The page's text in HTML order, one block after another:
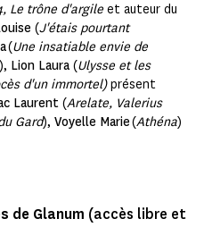
Le trône d'argile et auteur du
(J'étais pourtant
(Une insatiable envie de
), Lion Laura (Ulysse et les
d'un immortel)présent
Laurent (Arelate, Valerius
Gard), Voyelle Marie(Athéna)
de Glanum (accès libre et